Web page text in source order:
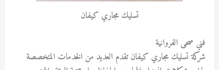
تسليك مجاري كيفان
فني صحى الفروانية
شركة تسليك مجاري كيفان تقدم العديد من الخدمات المتخصصة